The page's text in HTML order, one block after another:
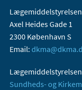
Lægemiddelstyrelsen
Axel Heides Gade 1
2300 København S
Email:
Sundheds- og